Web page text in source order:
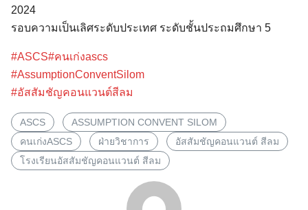
Search
for:
2024
รอบความเป็นเลิศระดับประเทศ ระดับชั้นประถมศึกษา 5
#ASCS#คนเก่งascs
#AssumptionConventSilom
#อัสสัมชัญคอนแวนต์สีลม
ASCS
ASSUMPTION CONVENT SILOM
คนเก่งASCS
ฝ่ายวิชาการ
อัสสัมชัญคอนแวนต์ สีลม
โรงเรียนอัสสัมชัญคอนแวนต์ สีลม